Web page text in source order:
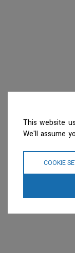
This website
We'll assume
COOKIE